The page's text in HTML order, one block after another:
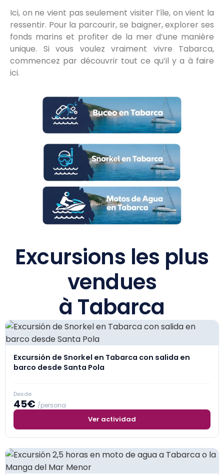
Ici, on ne vient pas seulement visiter l’île, on vient la
ressentir. Pour la parcourir, se baigner, explorer ses
fonds marins et profiter de la mer d’une manière
unique. Si vous voulez vraiment vivre Tabarca,
commencez par découvrir tout ce qu’il y a à faire
ici.
Excursions les plus
vendues
à Tabarca
Excursión de Snorkel en Tabarca con salida en
barco desde Santa Pola
Desde
45€ /persona
Ver actividad